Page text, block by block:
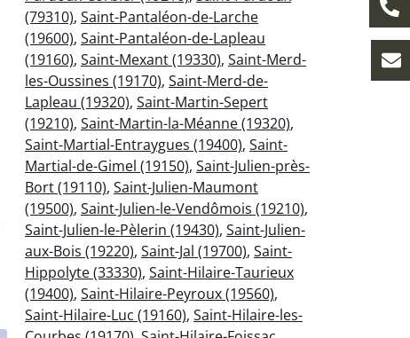
(79310), Saint-Pantaléon-de-Larche
(19600), Saint-Pantaléon-de-Lapleau
(19160), Saint-Mexant (19330), Saint-Merd-
les-Oussines (19170), Saint-Merd-de-
Lapleau (19320), Saint-Martin-Sepert
(19210), Saint-Martin-la-Méanne (19320),
Saint-Martial-Entraygues (19400), Saint-
Martial-de-Gimel (19150), Saint-Julien-près-
Bort (19110), Saint-Julien-Maumont
(19500), Saint-Julien-le-Vendômois (19210),
Saint-Julien-le-Pèlerin (19430), Saint-Julien-
aux-Bois (19220), Saint-Jal (19700), Saint-
Hippolyte (33330), Saint-Hilaire-Taurieux
(19400), Saint-Hilaire-Peyroux (19560),
Saint-Hilaire-Luc (19160), Saint-Hilaire-les-